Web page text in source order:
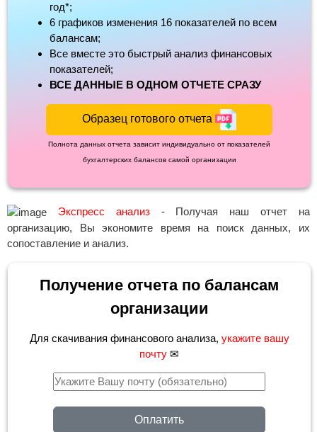
год*;
6 графиков изменения 16 показателей по всем
балансам;
Все вместе это быстрый анализ финансовых
показателей;
ВСЕ ДАННЫЕ В ОДНОМ ОТЧЕТЕ СРАЗУ
Образец готового отчета
Полнота данных отчета зависит индивидуально от показателей
бухгалтерских балансов самой организации
Экспресс анализ- Получая наш отчет на
организацию, Вы экономите время на поиск данных, их
сопоставление и анализ.
Получение отчета по балансам
организации
Для скачивания финансового анализа, укажите вашу
почту ✉
Оплатить